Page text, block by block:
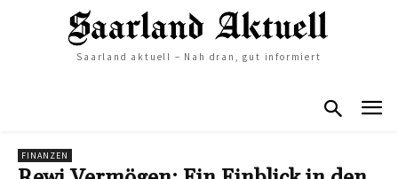
Saarland aktuell – Nah dran, gut informiert
FINANZEN